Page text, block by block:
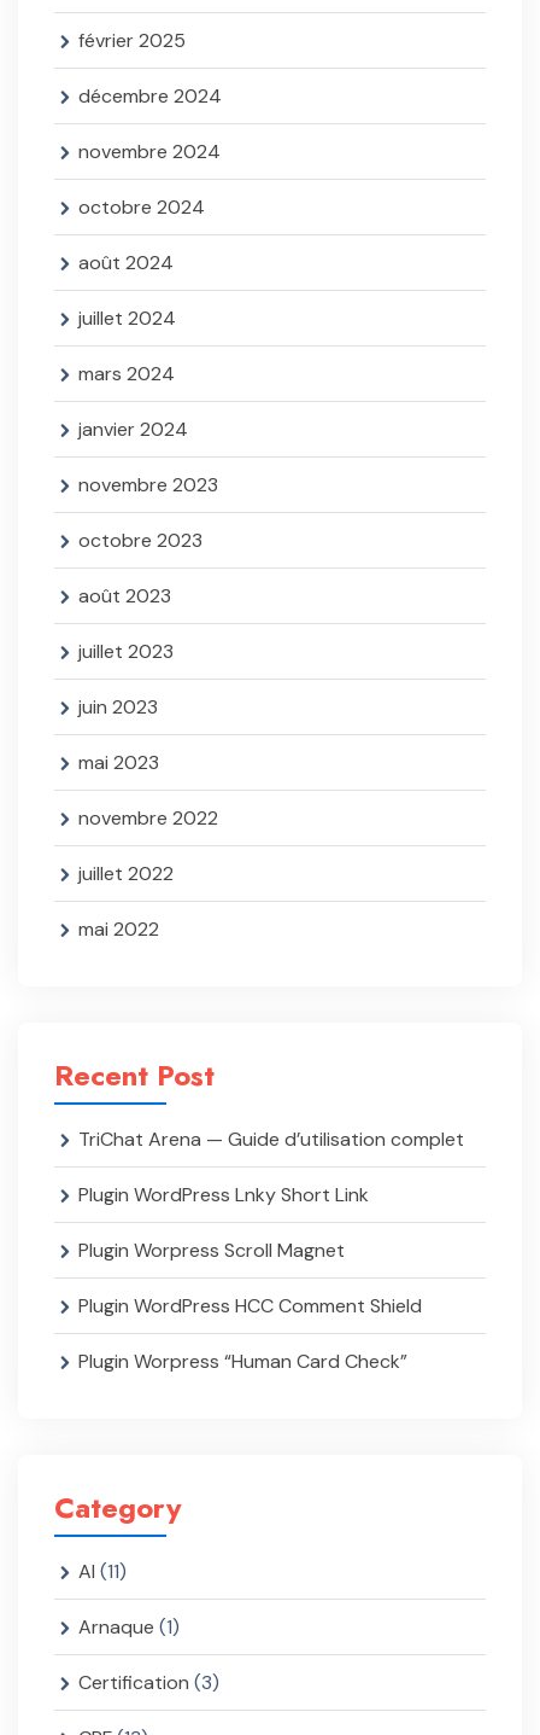
février 2025
décembre 2024
novembre 2024
octobre 2024
août 2024
juillet 2024
mars 2024
janvier 2024
novembre 2023
octobre 2023
août 2023
juillet 2023
juin 2023
mai 2023
novembre 2022
juillet 2022
mai 2022
Recent Post
TriChat Arena — Guide d’utilisation complet
Plugin WordPress Lnky Short Link
Plugin Worpress Scroll Magnet
Plugin WordPress HCC Comment Shield
Plugin Worpress “Human Card Check”
Category
AI (11)
Arnaque (1)
Certification (3)